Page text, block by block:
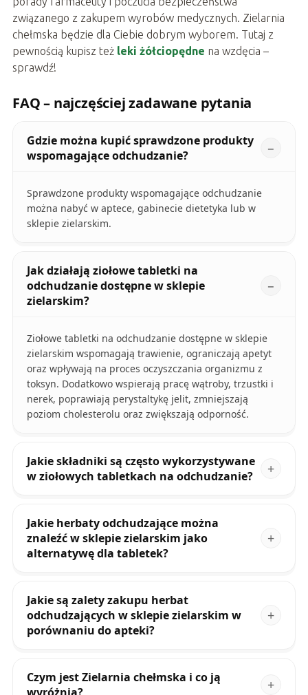
związanego z zakupem wyrobów medycznych. Zielarnia
chełmska będzie dla Ciebie dobrym wyborem. Tutaj z
pewnością kupisz też leki żółciopędne na wzdęcia –
sprawdź!
FAQ – najczęściej zadawane pytania
Gdzie można kupić sprawdzone produkty
wspomagające odchudzanie?
Sprawdzone produkty wspomagające odchudzanie
można nabyć w aptece, gabinecie dietetyka lub w
sklepie zielarskim.
Jak działają ziołowe tabletki na
odchudzanie dostępne w sklepie
zielarskim?
Ziołowe tabletki na odchudzanie dostępne w sklepie
zielarskim wspomagają trawienie, ograniczają apetyt
oraz wpływają na proces oczyszczania organizmu z
toksyn. Dodatkowo wspierają pracę wątroby, trzustki i
nerek, poprawiają perystaltykę jelit, zmniejszają
poziom cholesterolu oraz zwiększają odporność.
Jakie składniki są często wykorzystywane
w ziołowych tabletkach na odchudzanie?
Jakie herbaty odchudzające można
znaleźć w sklepie zielarskim jako
alternatywę dla tabletek?
Jakie są zalety zakupu herbat
odchudzających w sklepie zielarskim w
porównaniu do apteki?
Czym jest Zielarnia chełmska i co ją